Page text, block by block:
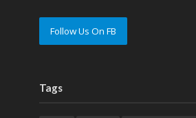
Follow Us On FB
Tags